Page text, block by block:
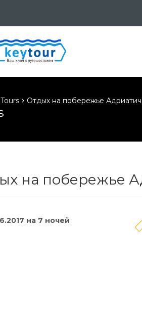
Tours Отдых на побережье
на побережье
на 7 ночей